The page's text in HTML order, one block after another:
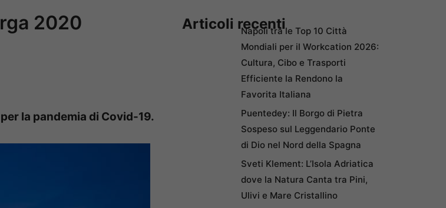
2020
la pandemia di Covid-19.
Articoli recentiNapoli tra le Top 10 Città
Mondiali per il Workcation 2026:
Cultura, Cibo e Trasporti
Efficiente la Rendono la
Favorita Italiana
Puentedey: Il Borgo di Pietra
Sospeso sul Leggendario Ponte
di Dio nel Nord della Spagna
Sveti Klement: L’Isola Adriatica
dove la Natura Canta tra Pini,
Ulivi e Mare Cristallino